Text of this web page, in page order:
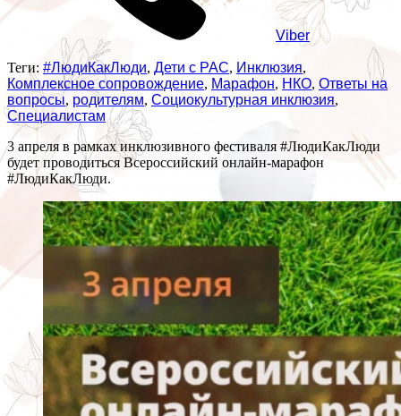
Viber
Теги: #ЛюдиКакЛюди, Дети с РАС, Инклюзия,
Комплексное сопровождение, Марафон, НКО, Ответы на
вопросы, родителям, Социокультурная инклюзия,
Специалистам
3 апреля в рамках инклюзивного фестиваля #ЛюдиКакЛюди
будет проводиться Всероссийский онлайн-марафон
#ЛюдиКакЛюди.